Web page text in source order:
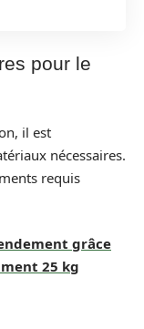
pour le
il est
nécessaires.
requis
grâce
25 kg